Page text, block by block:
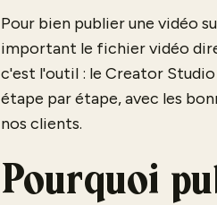
Pour bien publier une vidéo
important le fichier vidéo
c'est l'outil : le Creator Studio
étape par étape, avec les
nos clients.
Pourquoi